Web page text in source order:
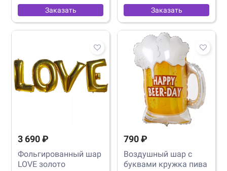
Заказать Заказать
3 690 ₽
Фольгированный шар
LOVE золото
790 ₽
Воздушный шар с
буквами кружка пива